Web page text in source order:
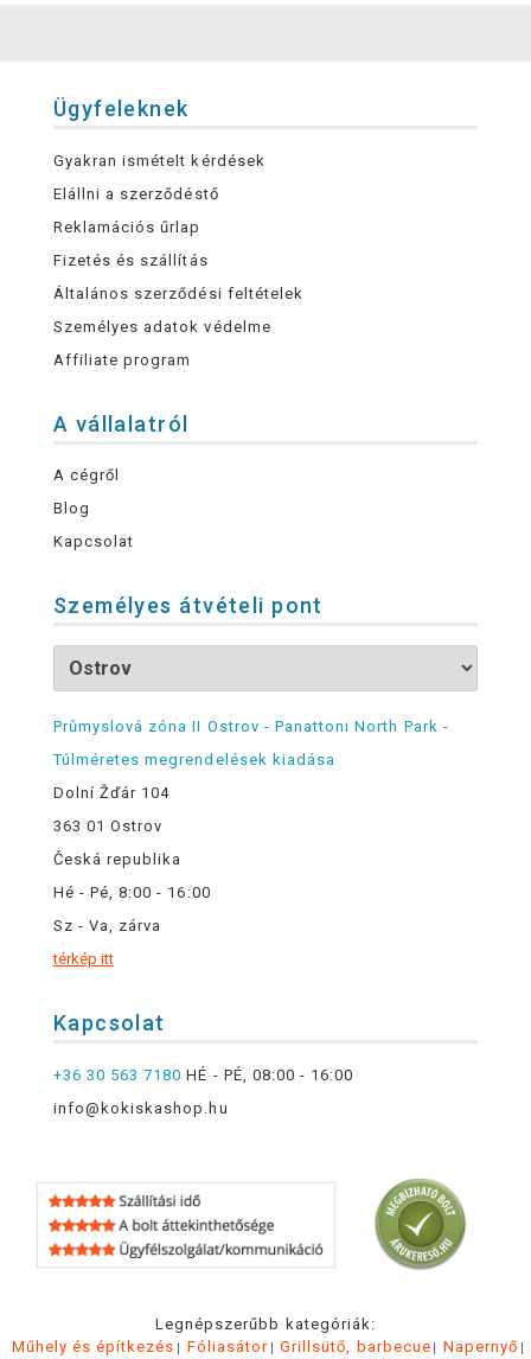
Ügyfeleknek
Gyakran ismételt kérdések
Elállni a szerződéstő
Reklamációs űrlap
Fizetés és szállítás
Általános szerződési feltételek
Személyes adatok védelme
Affiliate program
A vállalatról
A cégről
Blog
Kapcsolat
Személyes átvételi pont
Průmyslová zóna II Ostrov - Panattoni North Park -
Túlméretes megrendelések kiadása
Dolní Žďár 104
363 01 Ostrov
Česká republika
Hé - Pé, 8:00 - 16:00
Sz - Va, zárva
térkép itt
Kapcsolat
+36 30 563 7180 HÉ - PÉ, 08:00 - 16:00
info@kokiskashop.hu
Legnépszerűbb kategóriák:
Műhely és építkezés
Fóliasátor Grillsütő, barbecue Napernyő